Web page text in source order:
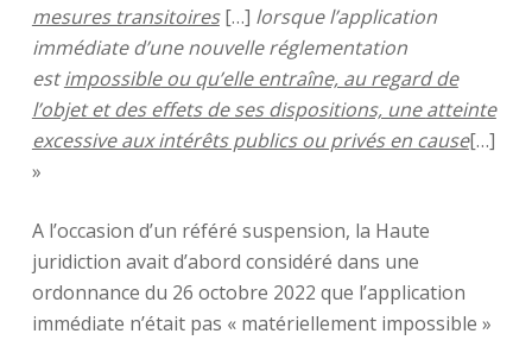
mesures transitoires[…] lorsque l’application
immédiate d’une nouvelle réglementation
estimpossibleou qu’elle entraîne, au regard de
l’objet et des effets de ses dispositions, uneatteinte
excessive aux intérêts publics ou privés en cause[…]
»
A l’occasion d’un référé suspension, la Haute
juridiction avait d’abord considéré dans une
ordonnance du 26 octobre 2022 que l’application
immédiate n’était pas « matériellement impossible »